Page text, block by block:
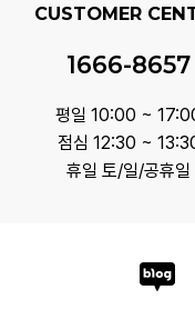
CUSTOMER
1666-8657
평일 10:00 ~
점심 12:30 ~
휴일 토/일/공휴일